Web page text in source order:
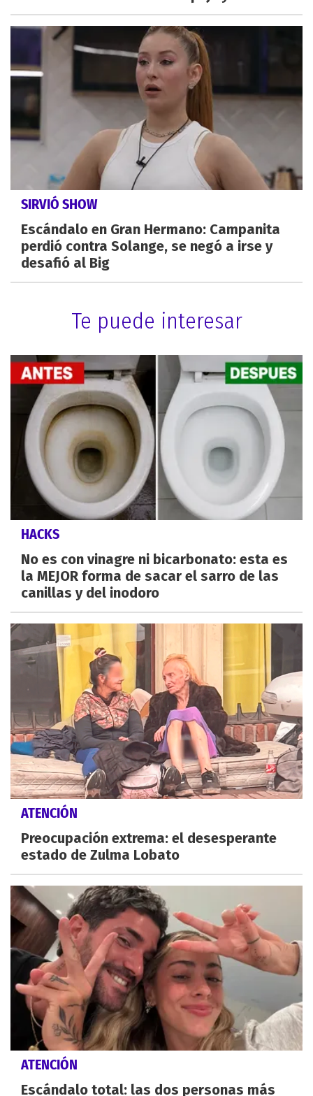
SIRVIÓ SHOW
Escándalo en Gran Hermano: Campanita
perdió contra Solange, se negó a irse y
desafió al Big
Te puede interesar
HACKS
No es con vinagre ni bicarbonato: esta es
la MEJOR forma de sacar el sarro de las
canillas y del inodoro
ATENCIÓN
Preocupación extrema: el desesperante
estado de Zulma Lobato
ATENCIÓN
Escándalo total: las dos personas más